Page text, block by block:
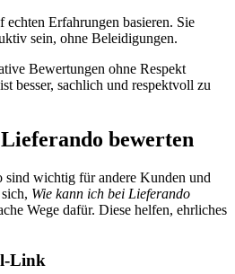
Erfahrungen basieren. Sie
sein, ohne Beleidigungen.
Bewertungen ohne Respekt
besser, sachlich und respektvoll zu
bewerten
sind wichtig für andere Kunden und
Wie kann ich bei Lieferando
Wege dafür. Diese helfen, ehrliches
Link